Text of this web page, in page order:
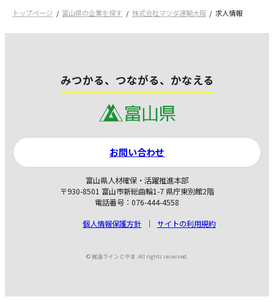
トップページ 富山県の企業を探す 株式会社マツダ運輸大阪 求人情報
みつかる、つながる、かなえる
富山県人材確保・活躍推進本部
〒930-8501 富山市新総曲輪1-7 県庁東別館2階
電話番号：076-444-4558
個人情報保護方針
サイトの利用規約
お問い合わせ
© 就活ラインとやま. All rights reserved.